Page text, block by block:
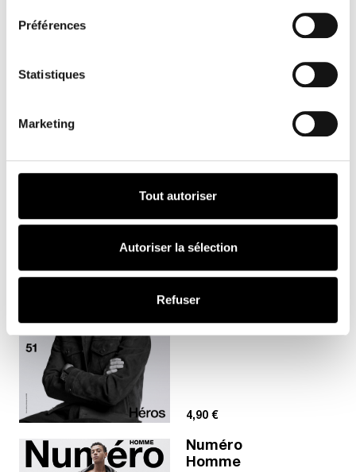
Préférences
Statistiques
Marketing
Tout autoriser
Autoriser la sélection
Refuser
Numéro
HOMME
51
4,90 €
Numéro
Homme